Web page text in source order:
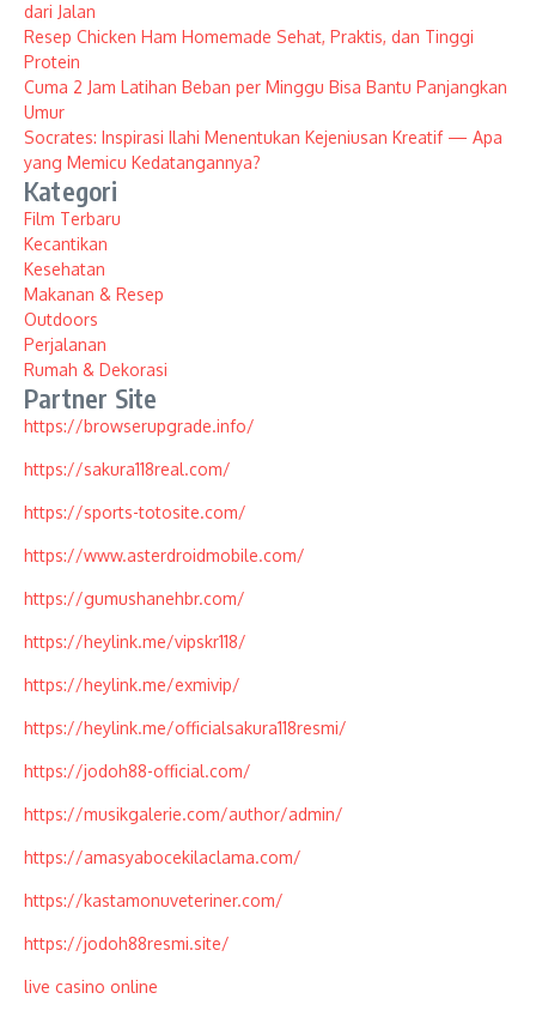
dari Jalan
Resep Chicken Ham Homemade Sehat, Praktis, dan Tinggi
Protein
Cuma 2 Jam Latihan Beban per Minggu Bisa Bantu Panjangkan
Umur
Socrates: Inspirasi Ilahi Menentukan Kejeniusan Kreatif — Apa
yang Memicu Kedatangannya?
Kategori
Film Terbaru
Kecantikan
Kesehatan
Makanan & Resep
Outdoors
Perjalanan
Rumah & Dekorasi
Partner Site
https://browserupgrade.info/
https://sakura118real.com/
https://sports-totosite.com/
https://www.asterdroidmobile.com/
https://gumushanehbr.com/
https://heylink.me/vipskr118/
https://heylink.me/exmivip/
https://heylink.me/officialsakura118resmi/
https://jodoh88-official.com/
https://musikgalerie.com/author/admin/
https://amasyabocekilaclama.com/
https://kastamonuveteriner.com/
https://jodoh88resmi.site/
live casino online